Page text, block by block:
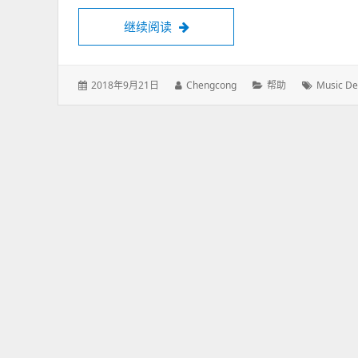
继续阅读 《音乐桌面》使用帮助
发
2018年9月21日
作
Chengcong
分
帮助
标
Music